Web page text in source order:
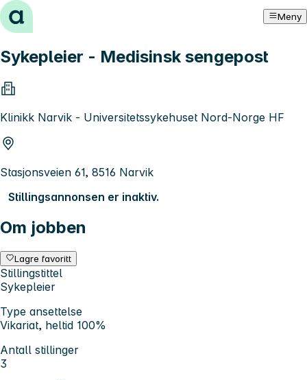
Hopp til innhold Meny
Sykepleier - Medisinsk sengepost
Klinikk Narvik - Universitetssykehuset Nord-Norge HF
Stasjonsveien 61, 8516 Narvik
Stillingsannonsen er inaktiv.
Om jobben
Lagre favoritt
Stillingstittel
Sykepleier
Type ansettelse
Vikariat, heltid 100%
Antall stillinger
3